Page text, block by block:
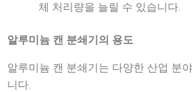
체 처리량을 늘릴 수 있습니다.
알루미늄 캔 분쇄기의 용도
알루미늄 캔 분쇄기는 다양한 산업 분
니다.